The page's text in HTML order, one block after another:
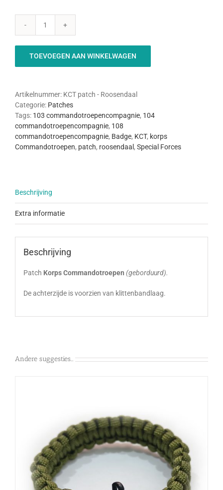
KCT
Roosendaal
TOEVOEGEN AAN WINKELWAGEN
Artikelnummer: KCT patch - Roosendaal
Categorie: Patches
Tags: 103 commandotroepencompagnie, 104
commandotroepencompagnie, 108
commandotroepencompagnie, Badge, KCT, korps
Commandotroepen, patch, roosendaal , Special Forces
Beschrijving
Extra informatie
Beschrijving
Patch Korps Commandotroepen (geborduurd).
De achterzijde is voorzien van klittenbandlaag.
Andere suggesties…